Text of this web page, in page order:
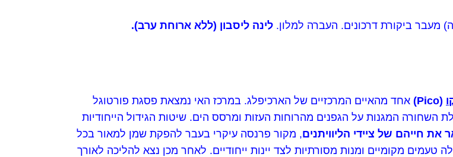
מעבר ביקורת דרכונים. העברה למלון. לינה ליסבון (ללא ארוחת ערב).
(Pico)
אחד מהאיים המרכזיים של הארכיפלג. במרכז האי נמצאת פסגת פורטוגל
השחורה המגנות על הגפנים מהרוחות העזות ומרסס הים. שיטות הגידול הייחודיות
את חייהם של ציידי הליוויתנים, מקור פרנסה עיקרי בעבר להפקת שמן למאור בכל
טעמים מקומיים ומנות מסורתיות לצד יינות ייחודיים. לאחר מכן נצא להליכה לאורך